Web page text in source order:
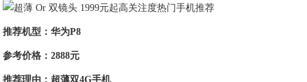
推荐机型：华为P8
参考价格：2888元
推荐理由：超薄双4G手机